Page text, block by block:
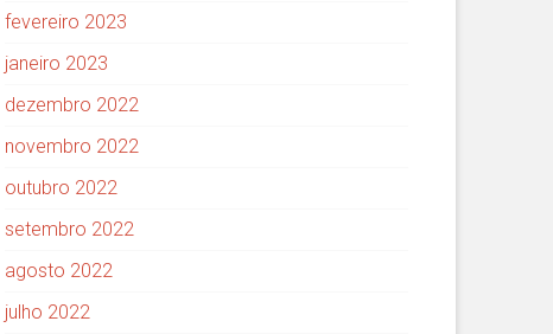
fevereiro 2023
janeiro 2023
dezembro 2022
novembro 2022
outubro 2022
setembro 2022
agosto 2022
julho 2022